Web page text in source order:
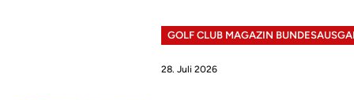
GOLF CLUB MAGAZIN
28. Juli 2026